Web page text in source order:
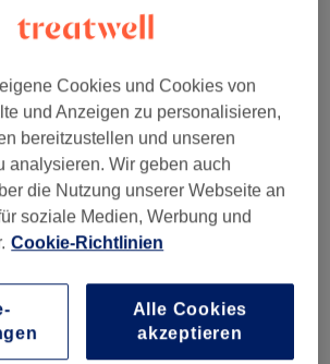
(2 ) ab 37 €
Massage (2) ab 35 €
(1) ab 20 €
Cookies und Cookies von
und Anzeigen zu personalisieren,
bereitzustellen und unseren
analysieren. Wir geben auch
die Nutzung unserer Webseite an
soziale Medien, Werbung und
Cookie-Richtlinien
Alle Cookies
akzeptieren